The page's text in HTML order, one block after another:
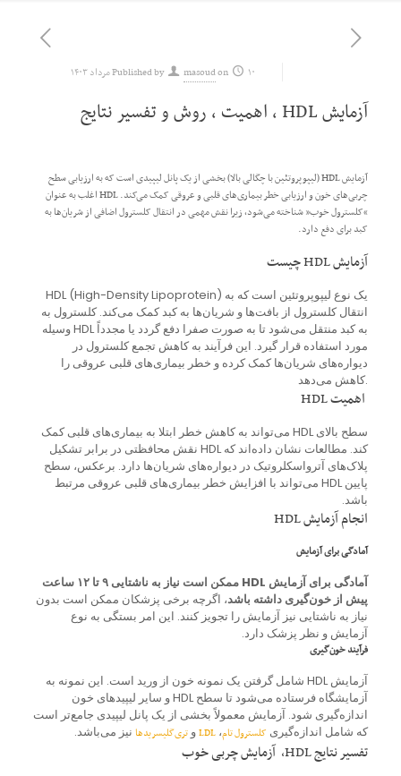
Published by masoudon ۱۰ مرداد ۱۴۰۳
آزمایش HDL ، اهمیت ، روش و تفسیر نتایج
آزمایش HDL (لیپوپروتئین با چگالی بالا) بخشی از یک پانل لیپیدی است که به ارزیابی سطح
چربی‌های خون و ارزیابی خطر بیماری‌های قلبی و عروقی کمک می‌کند. HDL اغلب به عنوان
“کلسترول خوب” شناخته می‌شود، زیرا نقش مهمی در انتقال کلسترول اضافی از شریان‌ها به
کبد برای دفع دارد.
آزمایش HDL چیست
HDL (High-Density Lipoprotein) یک نوع لیپوپروتئین است که به
انتقال کلسترول از بافت‌ها و شریان‌ها به کبد کمک می‌کند. کلسترول به
وسیله HDL به کبد منتقل می‌شود تا به صورت صفرا دفع گردد یا مجدداً
مورد استفاده قرار گیرد. این فرآیند به کاهش تجمع کلسترول در
دیواره‌های شریان‌ها کمک کرده و خطر بیماری‌های قلبی عروقی را
کاهش می‌دهد.
اهمیت HDL
سطح بالای HDL می‌تواند به کاهش خطر ابتلا به بیماری‌های قلبی کمک
کند. مطالعات نشان داده‌اند که HDL نقش محافظتی در برابر تشکیل
پلاک‌های آترواسکلروتیک در دیواره‌های شریان‌ها دارد. برعکس، سطح
پایین HDL می‌تواند با افزایش خطر بیماری‌های قلبی عروقی مرتبط
باشد.
انجام آزمایش HDL
آمادگی برای آزمایش
آمادگی برای آزمایش HDL ممکن است نیاز به ناشتایی ۹ تا ۱۲ ساعت
پیش از خون‌گیری داشته باشد، اگرچه برخی پزشکان ممکن است بدون
نیاز به ناشتایی نیز آزمایش را تجویز کنند. این امر بستگی به نوع
آزمایش و نظر پزشک دارد.
فرآیند خون‌گیری
آزمایش HDL شامل گرفتن یک نمونه خون از ورید است. این نمونه به
آزمایشگاه فرستاده می‌شود تا سطح HDL و سایر لیپیدهای خون
اندازه‌گیری شود. آزمایش معمولاً بخشی از یک پانل لیپیدی جامع‌تر است
که شامل اندازه‌گیری کلسترول تام، LDLو تری‌گلیسریدهانیز می‌باشد.
تفسیر نتایج HDL، آزمایش چربی خوب